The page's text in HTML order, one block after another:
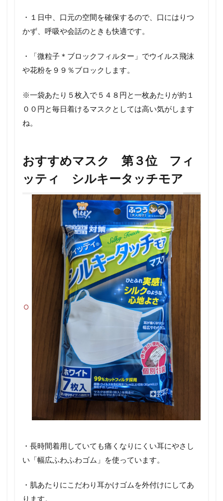
・１日中、口元の空間を確保するので、口にはりつ
かず、呼吸や会話のときも快適です。
・「微粒子＊ブロックフィルター」でウイルス飛沫
や花粉を９９％ブロックします。
※一袋あたり５枚入で５４８円と一枚あたりが約１
００円と毎日着けるマスクとしては高い気がします
ね。
おすすめマスク 第３位 フィ
ッティ シルキータッチモア
・長時間着用していても痛くなりにくい耳にやさし
い「幅広ふわふわゴム」を使っています。
・肌あたりにこだわり耳かけゴムを外付けにしてあ
ります。